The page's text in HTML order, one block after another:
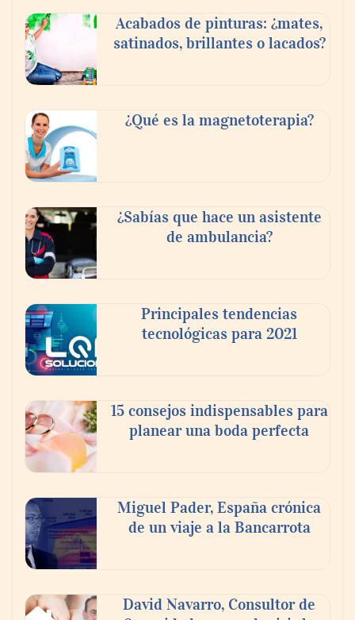
Reforestando con el Corazón regresa a
Sierra de Guadalupe
La cartera vencida hipotecaria aumenta al
doble de velocidad que la cartera sana en
Toro Tapas inaugura su Raw Bar: una
experiencia desde mediodía hasta el
anochecer con cocina abierta
Acabados de pinturas: ¿mates,
satinados, brillantes o lacados?
¿Qué es la magnetoterapia?
¿Sabías que hace un asistente
de ambulancia?
Principales tendencias
tecnológicas para 2021
15 consejos indispensables para
planear una boda perfecta
Miguel Pader, España crónica
de un viaje a la Bancarrota
David Navarro, Consultor de